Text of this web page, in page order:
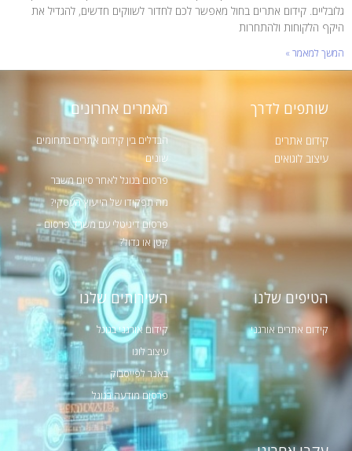
גלובליים. קידום אתרים בחול מאפשר לכם לחדור לשווקים חדשים, להגדיל את
היקף הלקוחות ולהתחרות
המשך למאמר »
שותפים לדרך
קידום אתרים
עיצוב לוגואים
מאמרים אחרונים
הבדלים בין קידום אתרים בתחומים
שונים
פרסום בגוגל לאחר סיום משבר
מה תפקידו של הייעוץ העסקי?
פרסום דיגיטלי עם משרד פרסום –
קטן או גדול?
הטיפים שלנו
קידום אתרים אורגני
השירותים שלנו
קידום אורגני בגוגל
עיצוב לוגו
באנר לפייסבוק
פרסום מודעה בגוגל